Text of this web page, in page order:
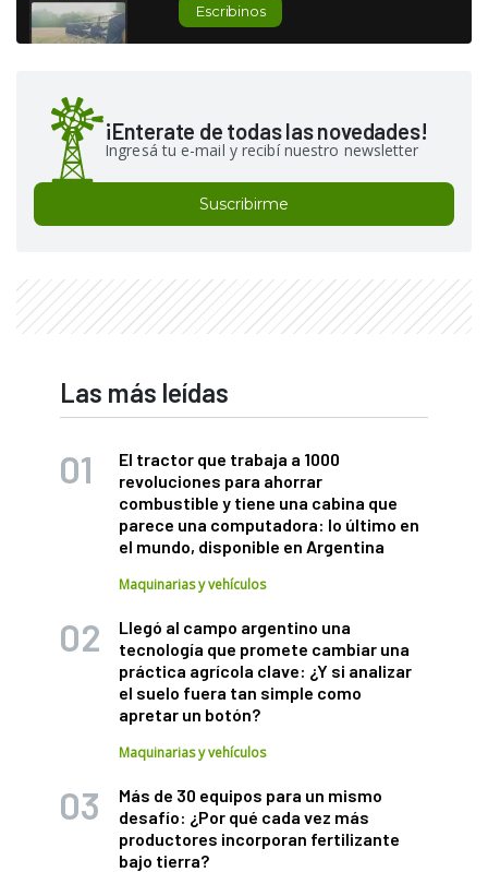
Escribinos
¡Enterate de todas las novedades!
Ingresá tu e-mail y recibí nuestro newsletter
Suscribirme
Las más leídas
El tractor que trabaja a 1000
revoluciones para ahorrar
combustible y tiene una cabina que
parece una computadora: lo último en
el mundo, disponible en Argentina
Maquinarias y vehículos
Llegó al campo argentino una
tecnología que promete cambiar una
práctica agrícola clave: ¿Y si analizar
el suelo fuera tan simple como
apretar un botón?
Maquinarias y vehículos
Más de 30 equipos para un mismo
desafío: ¿Por qué cada vez más
productores incorporan fertilizante
bajo tierra?